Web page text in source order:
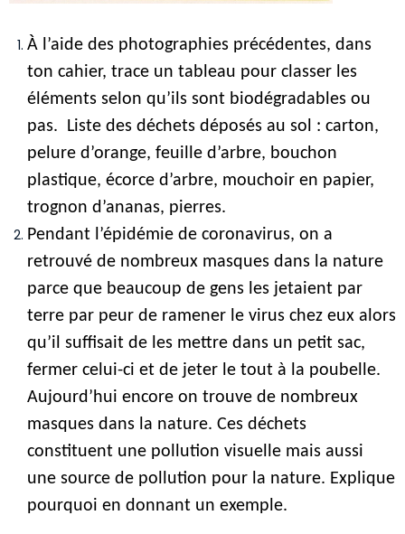
À l’aide des photographies précédentes, dans
ton cahier, trace un tableau pour classer les
éléments selon qu’ils sont biodégradables ou
pas.  Liste des déchets déposés au sol : carton,
pelure d’orange, feuille d’arbre, bouchon
plastique, écorce d’arbre, mouchoir en papier,
trognon d’ananas, pierres.
Pendant l’épidémie de coronavirus, on a
retrouvé de nombreux masques dans la nature
parce que beaucoup de gens les jetaient par
terre par peur de ramener le virus chez eux alors
qu’il suffisait de les mettre dans un petit sac,
fermer celui-ci et de jeter le tout à la poubelle.
Aujourd’hui encore on trouve de nombreux
masques dans la nature. Ces déchets
constituent une pollution visuelle mais aussi
une source de pollution pour la nature. Explique
pourquoi en donnant un exemple.